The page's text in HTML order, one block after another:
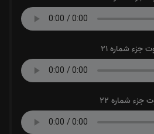
جزء شماره 21
جزء شماره 22